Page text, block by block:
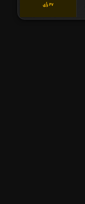
27 رأی